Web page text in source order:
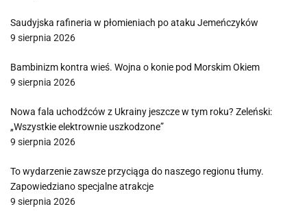
Saudyjska rafineria w płomieniach po ataku Jemeńczyków
9 sierpnia 2026
Bambinizm kontra wieś. Wojna o konie pod Morskim Okiem
9 sierpnia 2026
Nowa fala uchodźców z Ukrainy jeszcze w tym roku? Zeleński:
„Wszystkie elektrownie uszkodzone”
9 sierpnia 2026
To wydarzenie zawsze przyciąga do naszego regionu tłumy.
Zapowiedziano specjalne atrakcje
9 sierpnia 2026